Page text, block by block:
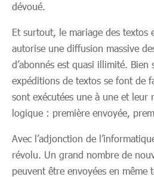
dévoué.
Et surtout, le mariage des textos
autorise une diffusion massive
d’abonnés est quasi illimité. Bien
expéditions de textos se font de
sont exécutées une à une et leur
logique : première envoyée,
Avec l’adjonction de
révolu. Un grand nombre de
peuvent être envoyées en même